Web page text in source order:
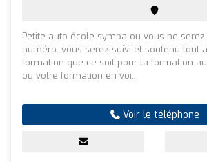
Petite auto école sympa ou vous ne
numéro. vous serez suivi et soutenu tout
formation que ce soit pour la formation
ou votre formation en voi...
Voir le téléphone